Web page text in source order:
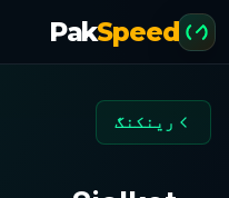
PakSpeed
رینکنگ